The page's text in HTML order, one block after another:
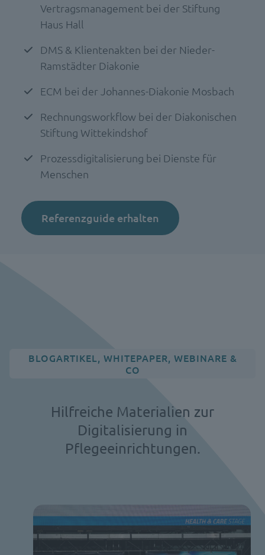
Vertragsmanagement bei der Stiftung
Haus Hall
DMS & Klientenakten bei der Nieder-
Ramstädter Diakonie
ECM bei der Johannes-Diakonie Mosbach
Rechnungsworkflow bei der Diakonischen
Stiftung Wittekindshof
Prozessdigitalisierung bei Dienste für
Menschen
Referenzguide erhalten
BLOGARTIKEL, WHITEPAPER, WEBINARE &
CO
Hilfreiche Materialien zur
Digitalisierung in
Pflegeeinrichtungen.